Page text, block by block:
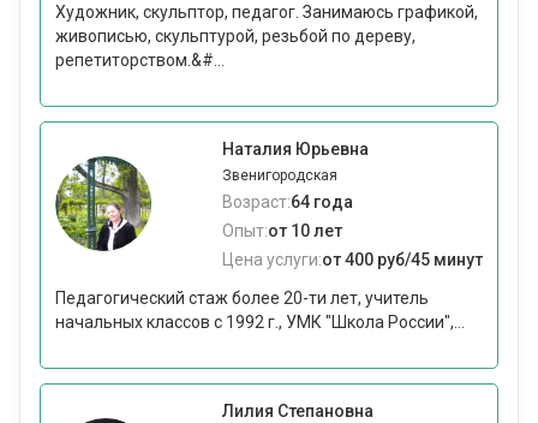
Художник, скульптор, педагог. Занимаюсь графикой,
живописью, скульптурой, резьбой по дереву,
репетиторством.&#...
Наталия Юрьевна
Звенигородская
Возраст:64 года
Опыт:от 10 лет
Цена услуги:от 400 руб/45 минут
Педагогический стаж более 20-ти лет, учитель
начальных классов с 1992 г., УМК "Школа России",...
Лилия Степановна